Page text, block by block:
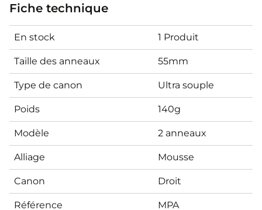
Fiche technique
En stock 1 Produit
Taille des anneaux 55mm
Type de canon Ultra souple
Poids 140g
Modèle 2 anneaux
Alliage Mousse
Canon Droit
Référence MPA